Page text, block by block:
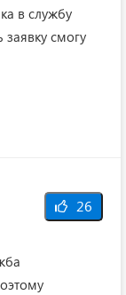
в службу
смогу
26